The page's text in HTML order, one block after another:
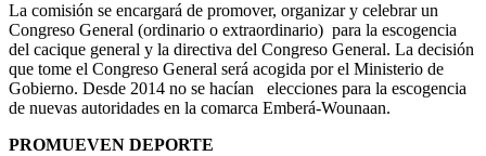
La comisión se encargará de promover, organizar y celebrar un
Congreso General (ordinario o extraordinario) para la escogencia
del cacique general y la directiva del Congreso General. La decisión
que tome el Congreso General será acogida por el Ministerio de
Gobierno. Desde 2014 no se hacían elecciones para la escogencia
de nuevas autoridades en la comarca Emberá-Wounaan.
PROMUEVEN DEPORTE